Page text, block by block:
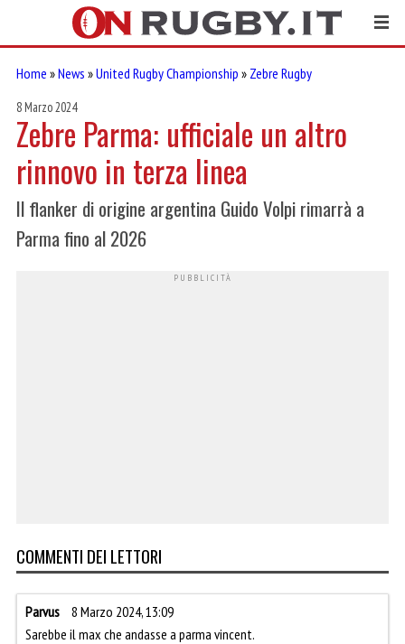
Home »News »United Rugby Championship » Zebre Rugby
8 Marzo 2024
Zebre Parma: ufficiale un altro
rinnovo in terza linea
Il flanker di origine argentina Guido Volpi rimarrà a
Parma fino al 2026
COMMENTI DEI LETTORI
Parvus
8 Marzo 2024, 13:09
Sarebbe il max che andasse a parma vincent.